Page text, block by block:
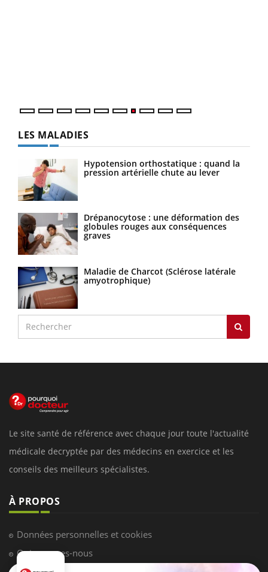
LES MALADIES
Hypotension orthostatique : quand la
pression artérielle chute au lever
Drépanocytose : une déformation des
globules rouges aux conséquences
graves
Maladie de Charcot (Sclérose latérale
amyotrophique)
Le site santé de référence avec chaque jour toute l'actualité
médicale decryptée par des médecins en exercice et les
conseils des meilleurs spécialistes.
À PROPOS
Données personnelles et cookies
Qui sommes-nous